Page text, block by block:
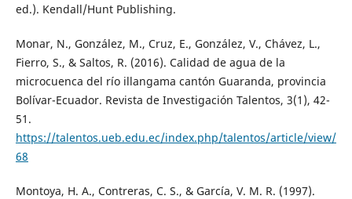
ed.). Kendall/Hunt Publishing.
Monar, N., González, M., Cruz, E., González, V., Chávez, L.,
Fierro, S., & Saltos, R. (2016). Calidad de agua de la
microcuenca del río illangama cantón Guaranda, provincia
Bolívar-Ecuador. Revista de Investigación Talentos, 3(1), 42-
51.
https://talentos.ueb.edu.ec/index.php/talentos/article/view/
68
Montoya, H. A., Contreras, C. S., & García, V. M. R. (1997).